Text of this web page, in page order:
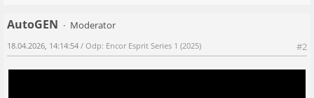
AutoGEN
Moderator
#2
18.04.2026, 14:14:54 / Odp: Encor Esprit Series 1 (2025)